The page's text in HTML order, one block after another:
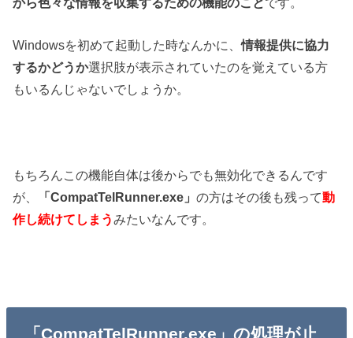
Windowsを初めて起動した時なんかに、情報提供に協力
するかどうか選択肢が表示されていたのを覚えている方
もいるんじゃないでしょうか。
もちろんこの機能自体は後からでも無効化できるんです
が、
「CompatTelRunner.exe」の方はその後も残って動
作し続けてしまうみたいなんです。
「CompatTelRunner.exe」の処理が止